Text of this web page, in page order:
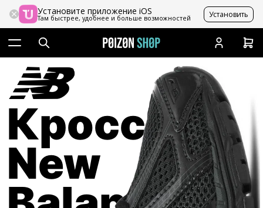
Установите приложение iOS
Там быстрее, удобнее и больше возможностей Установить
Кроссовки
New